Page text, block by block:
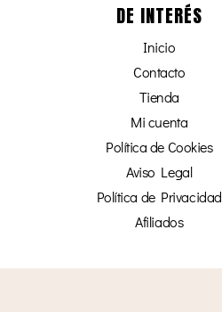
DE INTERÉS
Inicio
Contacto
Tienda
Mi cuenta
Política de Cookies
Aviso Legal
Política de Privacidad
Afiliados